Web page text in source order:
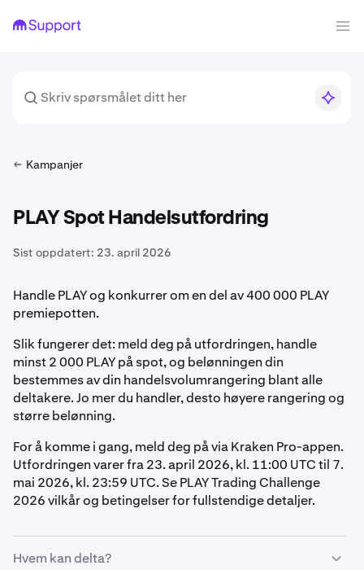
Kampanjer
PLAY Spot Handelsutfordring
Sist oppdatert: 23. april 2026
Handle PLAY og konkurrer om en del av 400 000 PLAY
premiepotten.
Slik fungerer det: meld deg på utfordringen, handle
minst 2 000 PLAY på spot, og belønningen din
bestemmes av din handelsvolumrangering blant alle
deltakere. Jo mer du handler, desto høyere rangering og
større belønning.
For å komme i gang, meld deg på via Kraken Pro-appen.
Utfordringen varer fra 23. april 2026, kl. 11:00 UTC til 7.
mai 2026, kl. 23:59 UTC. Se PLAY Trading Challenge
2026 vilkår og betingelser for fullstendige detaljer.
Hvem kan delta?